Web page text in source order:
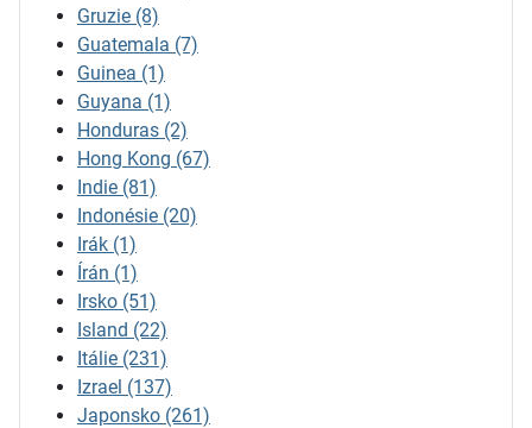
Gruzie (8)
Guatemala (7)
Guinea (1)
Guyana (1)
Honduras (2)
Hong Kong (67)
Indie (81)
Indonésie (20)
Irák (1)
Írán (1)
Irsko (51)
Island (22)
Itálie (231)
Izrael (137)
Japonsko (261)